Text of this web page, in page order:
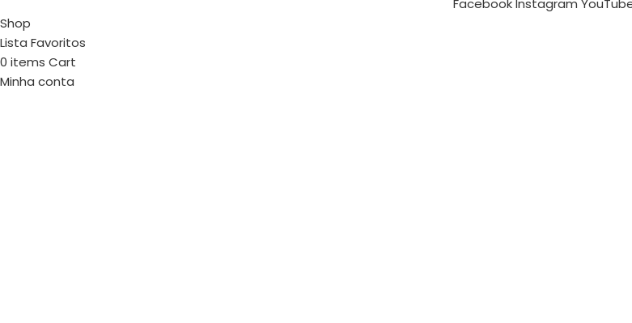
FacebookInstagram
Shop
Lista Favoritos
0 items Cart
Minha conta